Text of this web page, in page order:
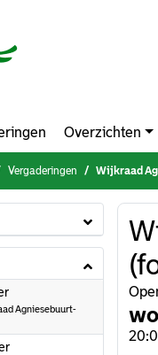
Overzichten
Vergaderingen Wijkraad
2025
Agniesebuurt-
2025